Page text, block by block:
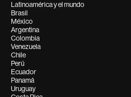
Latinoamérica y el mundo
Brasil
México
Argentina
Colombia
Venezuela
Chile
Perú
Ecuador
Panamá
Uruguay